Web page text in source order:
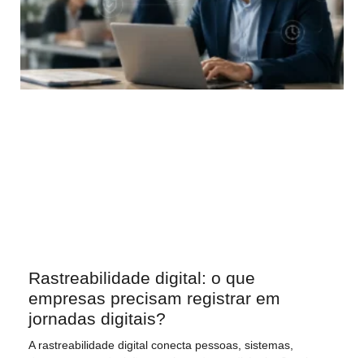
Rastreabilidade digital: o que
empresas precisam registrar em
jornadas digitais?
A rastreabilidade digital conecta pessoas, sistemas,